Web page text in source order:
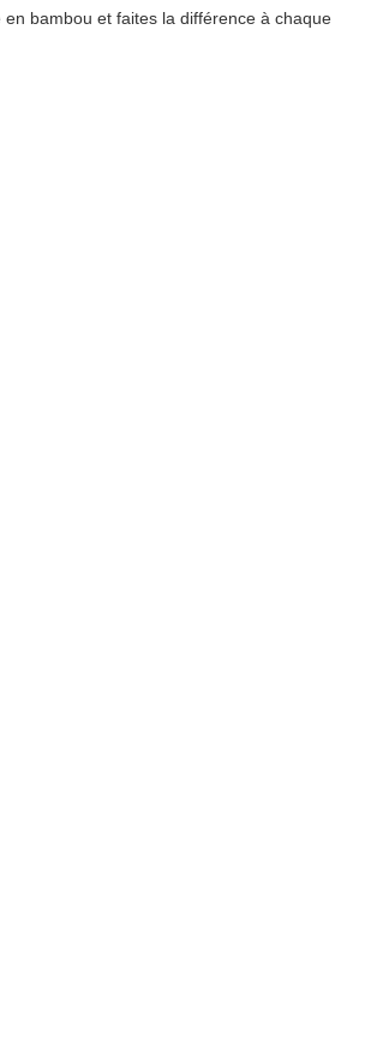
bambou et faites la différence à chaque